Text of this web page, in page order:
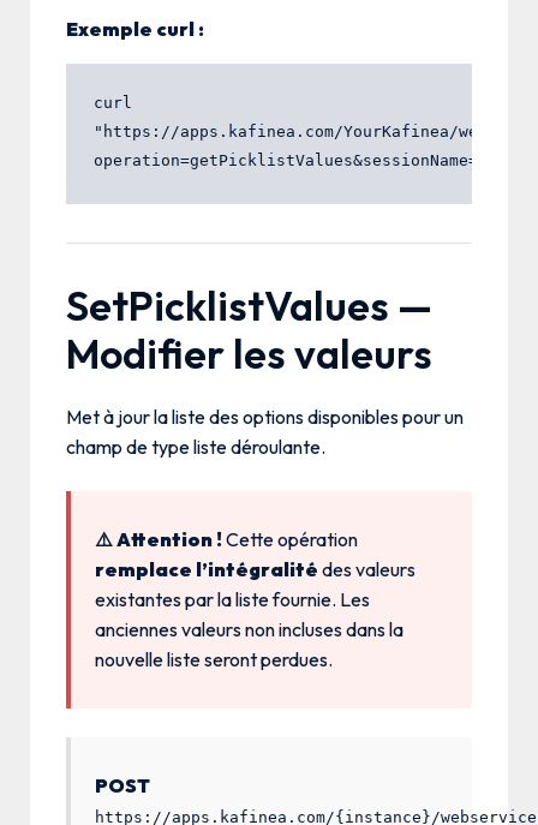
Exemple curl :
curl
"https://apps.kafinea.com/YourKafinea/
SetPicklistValues —
Modifier les valeurs
Met à jour la liste des options disponibles pour un
champ de type liste déroulante.
⚠️ Attention !Cette opération
remplace l’intégralité des valeurs
existantes par la liste fournie. Les
anciennes valeurs non incluses dans la
nouvelle liste seront perdues.
POST
https://apps.kafinea.com/{instance}/